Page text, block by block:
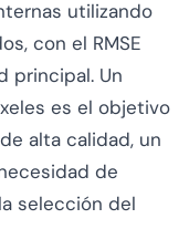
utilizando
con el RMSE
principal. Un
es el objetivo
alta calidad, un
de
selección del